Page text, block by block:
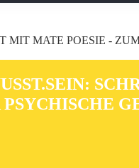
MIT MATE POESIE -